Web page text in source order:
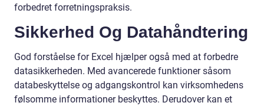
forbedret forretningspraksis.
Sikkerhed Og Datahåndtering
God forståelse for Excel hjælper også med at forbedre
datasikkerheden. Med avancerede funktioner såsom
databeskyttelse og adgangskontrol kan virksomhedens
følsomme informationer beskyttes. Derudover kan et